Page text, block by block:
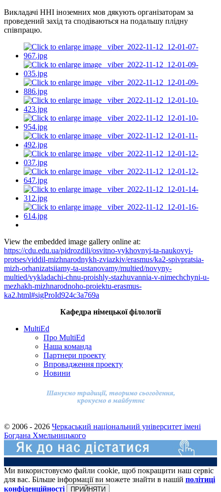
Викладачі ННІ іноземних мов дякують організаторам за
проведений захід та сподіваються на подальшу плідну
співпрацю.
View the embedded image gallery online at:
https://cdu.edu.ua/pidrozdili/osvitno-vykhovnyi-ta-naukovyi-
protses/viddil-mizhnarodnykh-zviazkiv/erasmus/ka2-spivpratsia-
mizh-orhanizatsiiamy-ta-ustanovamy/multied/novyny-
multied/vykladachi-chnu-proishly-stazhuvannia-v-nimechchyni-u-
mezhakh-mizhnarodnoho-proiektu-erasmus-
ka2.html#sigProId924c3a769a
Кафедра німецької філології
MultiEd
Про MultiEd
Наша команда
Партнери проекту
Впровадження проекту
Новини
© 2006 - 2026 Черкаський національний університет імені
Богдана Хмельницького
Ми використовуємо файли cookie, щоб покращити наш сервіс
для вас. Більше інформації ви можете знайти в нашій політиці
конфіденційності
ПРИЙНЯТИ